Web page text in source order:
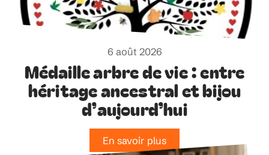
6 août 2026
Médaille arbre de vie : entre
héritage ancestral et bijou
d’aujourd’hui
En savoir plus